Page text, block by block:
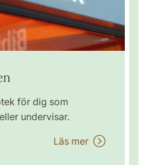
för dig som
undervisar.
Läs mer